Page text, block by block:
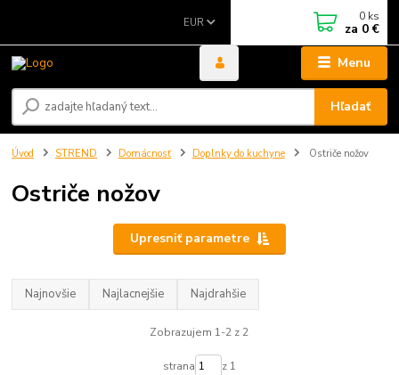
Menu
EUR
Hľadať
0 ks
za 0 €
Úvod STREND Domácnosť Doplnky do kuchyne Ostriče nožov
Ostriče nožov
Upresniť parametre
Najnovšie Najlacnejšie Najdrahšie
Zobrazujem 1-2 z 2
strana z 1